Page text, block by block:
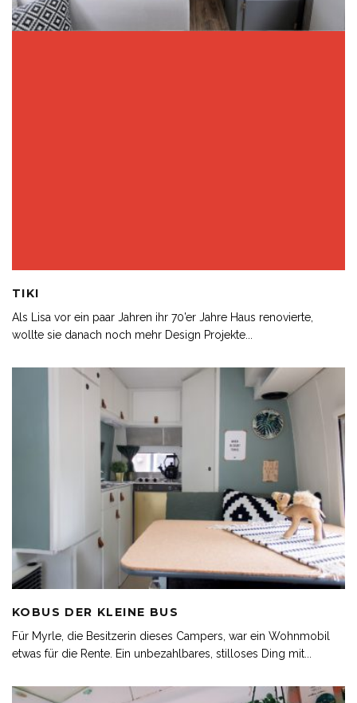
TIKI
Als Lisa vor ein paar Jahren ihr 70’er Jahre Haus renovierte,
wollte sie danach noch mehr Design Projekte
KOBUS DER KLEINE BUS
Für Myrle, die Besitzerin dieses Campers, war ein Wohnmobil
etwas für die Rente. Ein unbezahlbares, stilloses Ding mit